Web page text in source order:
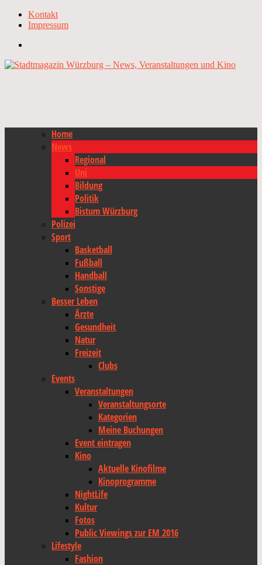
Kontakt
Impressum
Home
News
Regional
Uni
Bildung
Politik
Bistum Würzburg
Polizei
Sport
Basketball
Fußball
Handball
Sonstige
Besser Leben
Ärzte
Gesundheit
Natur
Freizeit
Clubs
Events
Veranstaltungen
Veranstaltungsorte
Kategorien
Meine Buchungen
Event eintragen
Kino
Aktuelle Kinofilme
Kinoprogramme
NightLife
Kultur
Fotos
Public Viewings zur EM 2016
Lifestyle
Fashion